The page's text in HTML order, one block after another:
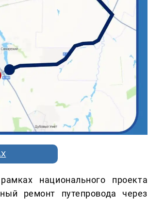
национального проекта
ремонт путепровода через